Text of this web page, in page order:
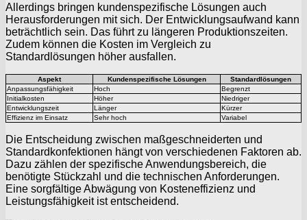
Allerdings bringen kundenspezifische Lösungen auch
Herausforderungen mit sich. Der Entwicklungsaufwand kann
beträchtlich sein. Das führt zu längeren Produktionszeiten.
Zudem können die Kosten im Vergleich zu
Standardlösungen höher ausfallen.
Aspekt Kundenspezifische Lösungen
Standardlösungen
Anpassungsfähigkeit
Hoch
Begrenzt
Initialkosten
Höher
Niedriger
Entwicklungszeit
Länger
Kürzer
Effizienz im Einsatz
Sehr hoch Variabel
Die Entscheidung zwischen maßgeschneiderten und
Standardkonfektionen hängt von verschiedenen Faktoren ab.
Dazu zählen der spezifische Anwendungsbereich, die
benötigte Stückzahl und die technischen Anforderungen.
Eine sorgfältige Abwägung von Kosteneffizienz und
Leistungsfähigkeit ist entscheidend.